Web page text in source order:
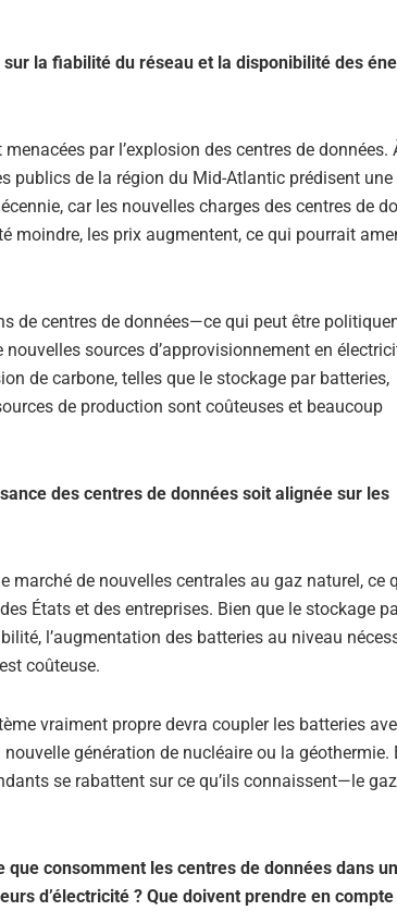
la fiabilité du réseau et la disponibilité des
par l’explosion des centres de données.
publics de la région du Mid-Atlantic prédisent une
car les nouvelles charges des centres de
moindre, les prix augmentent, ce qui pourrait
de centres de données—ce qui peut être
sources d’approvisionnement en
de carbone, telles que le stockage par batteries,
de production sont coûteuses et beaucoup
des centres de données soit alignée sur les
marché de nouvelles centrales au gaz naturel, ce
États et des entreprises. Bien que le stockage
l’augmentation des batteries au niveau
coûteuse.
vraiment propre devra coupler les batteries
génération de nucléaire ou la géothermie.
se rabattent sur ce qu’ils connaissent—le gaz
consomment les centres de données dans un
d’électricité ? Que doivent prendre en